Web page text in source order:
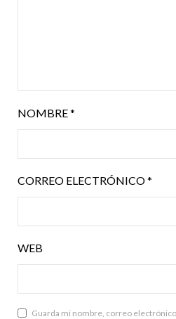
NOMBRE*
CORREO ELECTRÓNICO*
WEB
Guarda mi nombre, correo